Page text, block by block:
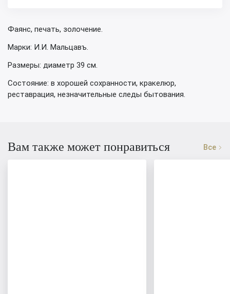
Фаянс, печать, золочение.
Марки: И.И. Мальцавъ.
Размеры: диаметр 39 см.
Состояние: в хорошей сохранности, кракелюр,
реставрация, незначительные следы бытования.
Вам также может понравиться Все